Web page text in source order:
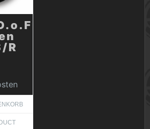
R